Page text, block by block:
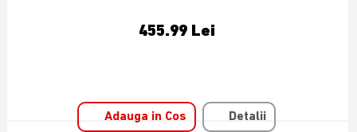
202.52 Lei
Adauga in Cos Detalii